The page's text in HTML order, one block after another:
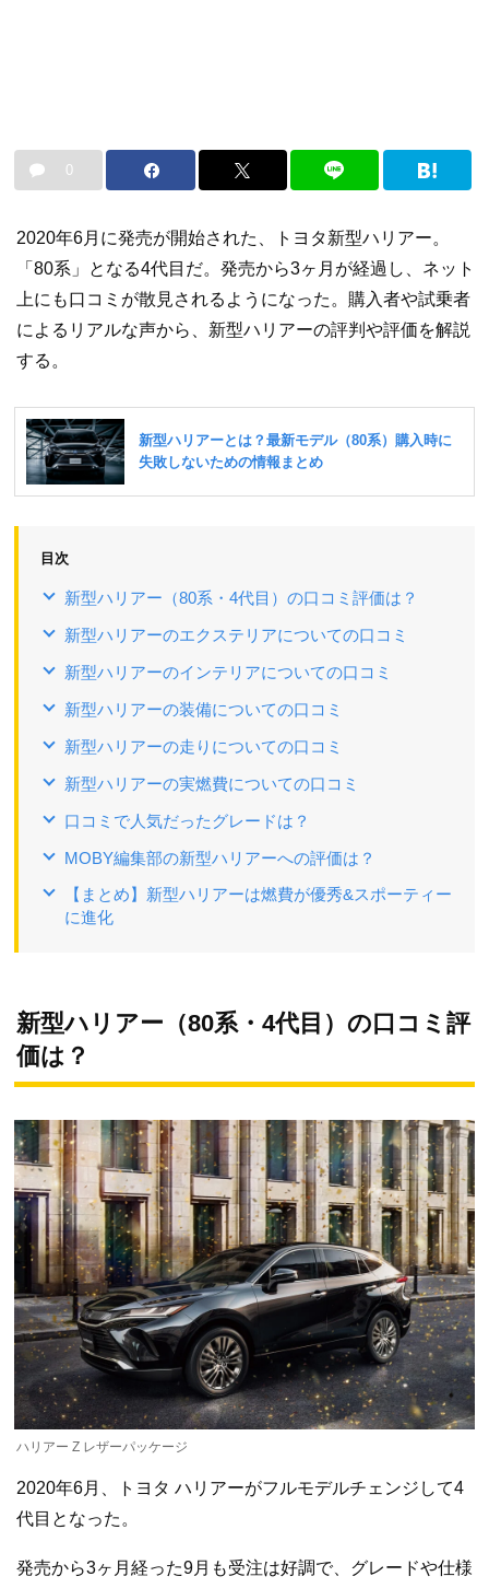
0
2020年6月に発売が開始された、トヨタ新型ハリアー。
「80系」となる4代目だ。発売から3ヶ月が経過し、ネット
上にも口コミが散見されるようになった。購入者や試乗者
によるリアルな声から、新型ハリアーの評判や評価を解説
する。
目次
新型ハリアー（80系・4代目）の口コミ評価は？
新型ハリアーのエクステリアについての口コミ
新型ハリアーのインテリアについての口コミ
新型ハリアーの装備についての口コミ
新型ハリアーの走りについての口コミ
新型ハリアーの実燃費についての口コミ
口コミで人気だったグレードは？
MOBY編集部の新型ハリアーへの評価は？
【まとめ】新型ハリアーは燃費が優秀&スポーティー
に進化
新型ハリアー（80系・4代目）の口コミ評
価は？
ハリアー Z レザーパッケージ
2020年6月、トヨタ ハリアーがフルモデルチェンジして4
代目となった。
発売から3ヶ月経った9月も受注は好調で、グレードや仕様